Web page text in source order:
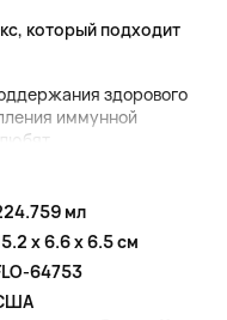
который подходит
здорового
иммунной
...
мл
x 6.6 x 6.5 см
64753